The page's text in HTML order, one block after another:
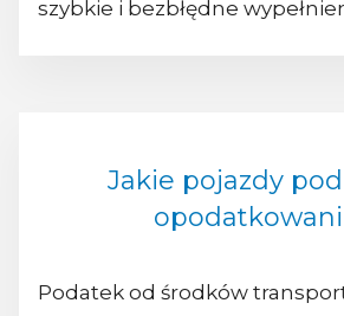
szybkie i bezbłędne
Jakie pojazdy
Podatek od środków